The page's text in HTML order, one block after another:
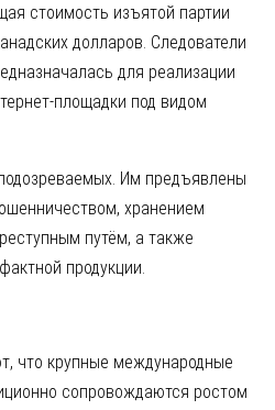
стоимость изъятой партии
долларов. Следователи
для реализации
площадки под видом
Им предъявлены
хранением
путём, а также
продукции.
что крупные международные
сопровождаются ростом